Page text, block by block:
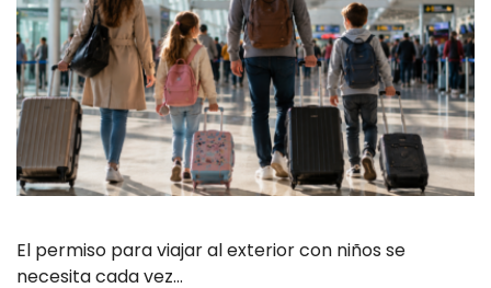
El permiso para viajar al exterior con niños se
necesita cada vez…